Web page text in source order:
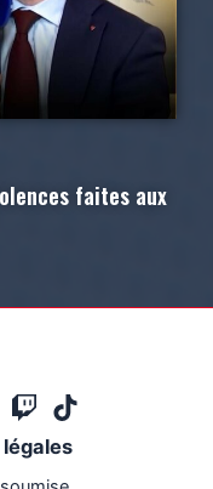
faites aux